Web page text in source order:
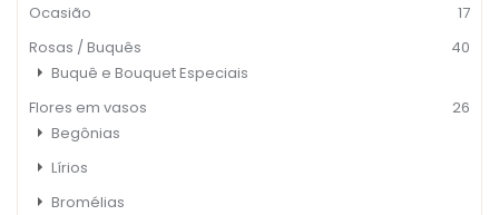
Ocasião
17
Rosas / Buquês
40
Buquê e Bouquet Especiais
Flores em vasos
26
Begônias
Lírios
Bromélias